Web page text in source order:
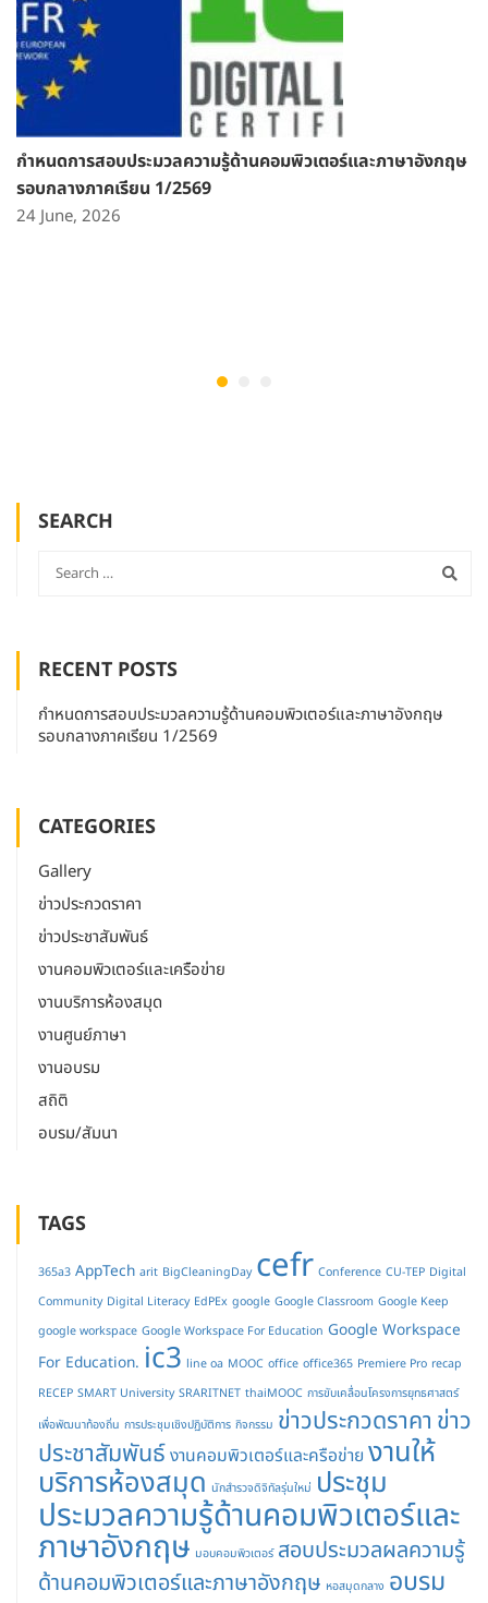
กำหนดการสอบประมวลความรู้ด้านคอมพิวเตอร์และภาษาอังกฤษ
รอบกลางภาคเรียน 1/2569
24 June, 2026
SEARCH
RECENT POSTS
กำหนดการสอบประมวลความรู้ด้านคอมพิวเตอร์และภาษาอังกฤษ
รอบกลางภาคเรียน 1/2569
CATEGORIES
Gallery
ข่าวประกวดราคา
ข่าวประชาสัมพันธ์
งานคอมพิวเตอร์และเครือข่าย
งานบริการห้องสมุด
งานศูนย์ภาษา
งานอบรม
สถิติ
อบรม/สัมนา
TAGS
365a3 AppTech arit BigCleaningDay cefr Conference CU-TEP Digital
Community Digital Literacy EdPEx google Google Classroom Google Keep
google workspace Google Workspace For Education Google Workspace
For Education. ic3 line oa MOOC office office365 Premiere Pro recap
RECEP SMART University SRARITNET thaiMOOC การขับเคลื่อนโครงการยุทธศาสตร์
เพื่อพัฒนาท้องถิ่น การประชุมเชิงปฏิบัติการ กิจกรรม ข่าวประกวดราคา ข่าว
ประชาสัมพันธ์งานคอมพิวเตอร์และครือข่าย งานให้
บริการห้องสมุด นักสำรวจดิจิทัลรุ่นใหม่ ประชุม
ประมวลความรู้ด้านคอมพิวเตอร์และ
ภาษาอังกฤษ มอบคอมพิวเตอร์ สอบประมวลผลความรู้
ด้านคอมพิวเตอร์และภาษาอังกฤษ หอสมุดกลาง อบรม